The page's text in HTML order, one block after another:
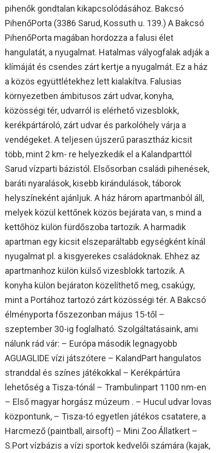
pihenők gondtalan kikapcsolódásához. Bakcsó
PihenőPorta (3386 Sarud, Kossuth u. 139.) A Bakcsó
PihenőPorta magában hordozza a falusi élet
hangulatát, a nyugalmat. Hatalmas vályogfalak adják a
klímáját és csendes zárt kertje a nyugalmát. Ez a ház
a közös együttlétekhez lett kialakítva. Falusias
környezetben ámbitusos zárt udvar, konyha,
közösségi tér, udvarról is elérhető vizesblokk,
kerékpártároló, zárt udvar és parkolóhely várja a
vendégeket. A teljesen újszerű parasztház kicsit
több, mint 2 km- re helyezkedik el a Kalandparttól
Sarud vízparti bázistól. Elsősorban családi pihenések,
baráti nyaralások, kisebb kirándulások, táborok
helyszíneként ajánljuk. A ház három apartmanból áll,
melyek közül kettőnek közös bejárata van, s mind a
kettőhöz külön fürdőszoba tartozik. A harmadik
apartman egy kicsit elszeparáltabb egységként kínál
nyugalmat pl. a kisgyerekes családoknak. Ehhez az
apartmanhoz külön külső vizesblokk tartozik. A
konyha külön bejáraton közelíthető meg, csakúgy,
mint a Portához tartozó zárt közösségi tér. A Bakcsó
élményporta főszezonban május 15-től –
szeptember 30-ig foglalható. Szolgáltatásaink, ami
nálunk rád vár: – Európa második legnagyobb
AGUAGLIDE vízi játszótere – KalandPart hangulatos
stranddal és színes játékokkal – Kerékpártúra
lehetőség a Tisza-tónál – Trambulinpart 1100 nm-en
– Első magyar horgász múzeum . – Hucul udvar lovas
központunk, – Tisza-tó egyetlen játékos csatatere, a
Harcmező (paintball, airsoft) – Mini Zoo Állatkert –
S.Port vízbázis a vízi sportok kedvelői számára (kajak,